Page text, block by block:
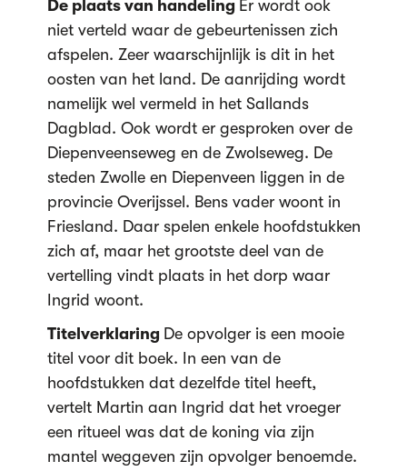
De plaats van handeling Er wordt ook
niet verteld waar de gebeurtenissen zich
afspelen. Zeer waarschijnlijk is dit in het
oosten van het land. De aanrijding wordt
namelijk wel vermeld in het Sallands
Dagblad. Ook wordt er gesproken over de
Diepenveenseweg en de Zwolseweg. De
steden Zwolle en Diepenveen liggen in de
provincie Overijssel. Bens vader woont in
Friesland. Daar spelen enkele hoofdstukken
zich af, maar het grootste deel van de
vertelling vindt plaats in het dorp waar
Ingrid woont.
Titelverklaring De opvolger is een mooie
titel voor dit boek. In een van de
hoofdstukken dat dezelfde titel heeft,
vertelt Martin aan Ingrid dat het vroeger
een ritueel was dat de koning via zijn
mantel weggeven zijn opvolger benoemde.